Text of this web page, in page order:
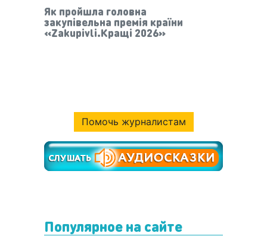
Як пройшла головна
закупівельна премія країни
«Zakupivli.Кращі 2026»
Помочь журналистам
Популярное на сайте